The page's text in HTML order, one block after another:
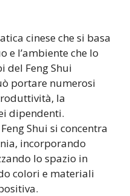
cinese che si basa
e l’ambiente che lo
del Feng Shui
portare numerosi
la
dipendenti.
Shui si concentra
incorporando
lo spazio in
colori e materiali